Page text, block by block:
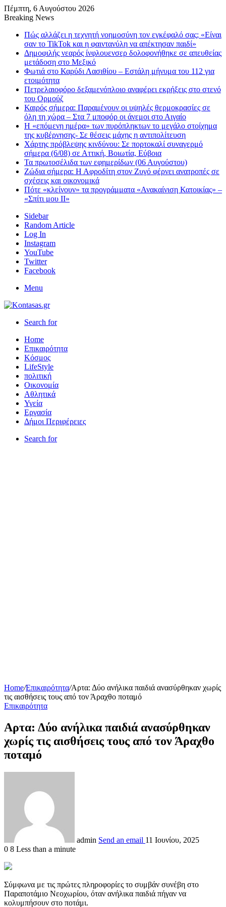
Πέμπτη, 6 Αυγούστου 2026
Breaking News
Πώς αλλάζει η τεχνητή νοημοσύνη τον εγκέφαλό σας; «Είναι
σαν το TikTok και η φαιντανύλη να απέκτησαν παιδί»
Δημοφιλής νεαρός ίνφλουενσερ δολοφονήθηκε σε απευθείας
μετάδοση στο Μεξικό
Φωτιά στο Καρύδι Λασιθίου – Εστάλη μήνυμα του 112 για
ετοιμότητα
Πετρελαιοφόρο δεξαμενόπλοιο αναφέρει εκρήξεις στο στενό
του Ορμούζ
Καιρός σήμερα: Παραμένουν οι υψηλές θερμοκρασίες σε
όλη τη χώρα – Στα 7 μποφόρ οι άνεμοι στο Αιγαίο
Η «επόμενη ημέρα» των πυρόπληκτων το μεγάλο στοίχημα
της κυβέρνησης- Σε θέσεις μάχης η αντιπολίτευση
Χάρτης πρόβλεψης κινδύνου: Σε πορτοκαλί συναγερμό
σήμερα (6/08) σε Αττική, Βοιωτία, Εύβοια
Τα πρωτοσέλιδα των εφημερίδων (06 Αυγούστου)
Ζώδια σήμερα: Η Αφροδίτη στον Ζυγό φέρνει ανατροπές σε
σχέσεις και οικονομικά
Πότε «κλείνουν» τα προγράμματα «Ανακαίνιση Κατοικίας» –
«Σπίτι μου ΙΙ»
Sidebar
Random Article
Log In
Instagram
YouTube
Twitter
Facebook
Menu
Search for
Home
Επικαιρότητα
Κόσμος
LifeStyle
πολιτική
Οικονομία
Αθλητικά
Υγεία
Εργασία
Δήμοι Περιφέρειες
Search for
Home/Επικαιρότητα/Αρτα: Δύο ανήλικα παιδιά ανασύρθηκαν χωρίς
τις αισθήσεις τους από τον Άραχθο ποταμό
Επικαιρότητα
Αρτα: Δύο ανήλικα παιδιά ανασύρθηκαν
χωρίς τις αισθήσεις τους από τον Άραχθο
ποταμό
admin Send an email 11 Ιουνίου, 2025
0 8 Less than a minute
Σύμφωνα με τις πρώτες πληροφορίες το συμβάν συνέβη στο
Παραποτάμιο Νεοχωρίου, όταν ανήλικα παιδιά πήγαν να
κολυμπήσουν στο ποτάμι.